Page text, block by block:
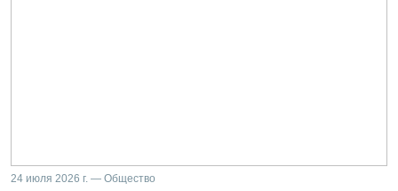
24 июля 2026 г. — Общество